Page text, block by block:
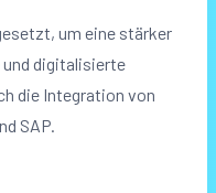
um eine stärker
digitalisierte
die Integration von
SAP.